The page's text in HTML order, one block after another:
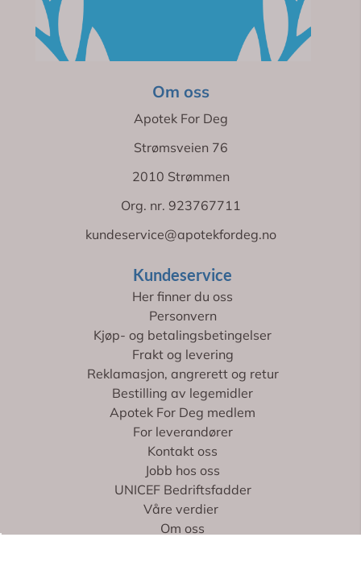
Om oss
Apotek For Deg
Strømsveien 76
2010 Strømmen
Org. nr. 923767711
kundeservice@apotekfordeg.no
Kundeservice
Her finner du oss
Personvern
Kjøp- og betalingsbetingelser
Frakt og levering
Reklamasjon, angrerett og retur
Bestilling av legemidler
Apotek For Deg medlem
For leverandører
Kontakt oss
Jobb hos oss
UNICEF Bedriftsfadder
Våre verdier
Om oss